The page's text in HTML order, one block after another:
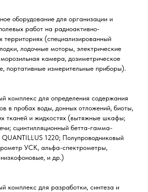
оборудование для организации и
работ на радиоактивно-
территориях (специализированный
лодочные моторы, электрические
камера, дозиметрическое
портативные измерительные приборы).
комплекс для определения содержания
в пробах воды, донных отложений, биоты,
тканей и жидкостях (вытяжные шкафы;
сцинтилляционный бетта-гамма-
QUANTILLUS 1220; Полупроводниковый
УСК, альфа-спектрометры,
и др.)
комплекс для разработки, синтеза и